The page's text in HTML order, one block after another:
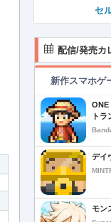
セ
配信/発売カ
新作スマホゲ
ONE
トラ
デイ
モン